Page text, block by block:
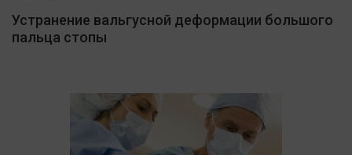
Устранение вальгусной деформации большого
пальца стопы